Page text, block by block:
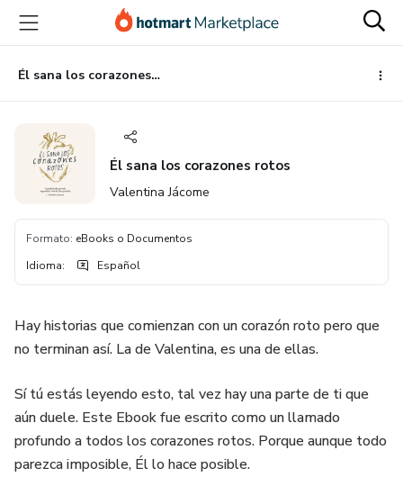
principal
página
de
página
Él sana los corazones rotos
Él sana los corazones rotos
Valentina Jácome
Formato: eBooks o Documentos
Idioma: Español
Hay historias que comienzan con un corazón roto pero que
no terminan así. La de Valentina, es una de ellas.
Sí tú estás leyendo esto, tal vez hay una parte de ti que
aún duele. Este Ebook fue escrito como un llamado
profundo a todos los corazones rotos. Porque aunque todo
parezca imposible, Él lo hace posible.